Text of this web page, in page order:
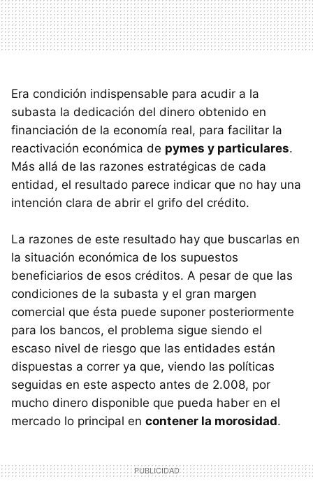
Era condición indispensable para acudir a la
subasta la dedicación del dinero obtenido en
financiación de la economía real, para facilitar la
reactivación económica de pymes y particulares.
Más allá de las razones estratégicas de cada
entidad, el resultado parece indicar que no hay una
intención clara de abrir el grifo del crédito.
La razones de este resultado hay que buscarlas en
la situación económica de los supuestos
beneficiarios de esos créditos. A pesar de que las
condiciones de la subasta y el gran margen
comercial que ésta puede suponer posteriormente
para los bancos, el problema sigue siendo el
escaso nivel de riesgo que las entidades están
dispuestas a correr ya que, viendo las políticas
seguidas en este aspecto antes de 2.008, por
mucho dinero disponible que pueda haber en el
mercado lo principal en contener la morosidad.